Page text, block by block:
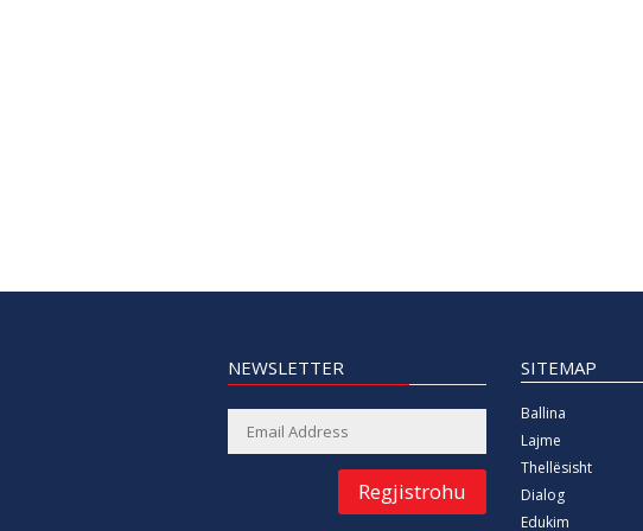
NEWSLETTER
Regjistrohu
SITEMAP
Lajme
Dialog
Edukim
Barazi